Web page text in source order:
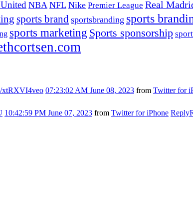
NBA NFL Nike Premier League Real
sports brand sportsbranding sports
sports marketing Sports sponsorship
xtRXVI4veo 07:23:02 AM June 08, 2023 from Twitter for
10:42:59 PM June 07, 2023 from Twitter for iPhone Reply